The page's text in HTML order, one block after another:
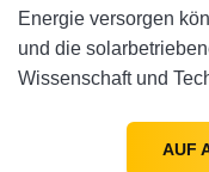
Energie versorgen
und die
Wissenschaft und
AUF